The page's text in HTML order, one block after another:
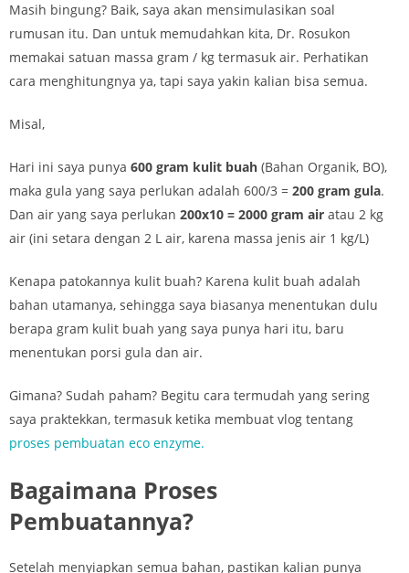
Masih bingung? Baik, saya akan mensimulasikan soal
rumusan itu. Dan untuk memudahkan kita, Dr. Rosukon
memakai satuan massa gram / kg termasuk air. Perhatikan
cara menghitungnya ya, tapi saya yakin kalian bisa semua.
Misal,
Hari ini saya punya 600 gram kulit buah (Bahan Organik, BO),
maka gula yang saya perlukan adalah 600/3 = 200 gram gula.
Dan air yang saya perlukan 200x10 = 2000 gram air atau 2 kg
air (ini setara dengan 2 L air, karena massa jenis air 1 kg/L)
Kenapa patokannya kulit buah? Karena kulit buah adalah
bahan utamanya, sehingga saya biasanya menentukan dulu
berapa gram kulit buah yang saya punya hari itu, baru
menentukan porsi gula dan air.
Gimana? Sudah paham? Begitu cara termudah yang sering
saya praktekkan, termasuk ketika membuat vlog tentang
proses pembuatan eco enzyme.
Bagaimana Proses
Pembuatannya?
Setelah menyiapkan semua bahan, pastikan kalian punya